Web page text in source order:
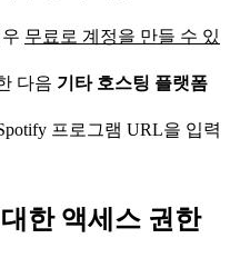
무료로 계정을 만들 수 있
다음 기타 호스팅 플랫폼
프로그램 URL을 입력
한 액세스 권한